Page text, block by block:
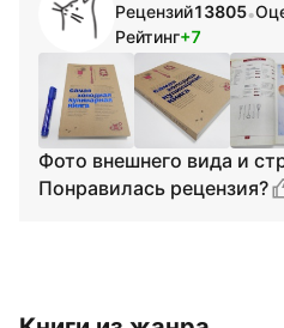
Рецензий13805•
Рейтинг+7
Фото внешнего вида и
Понравилась рецензия?